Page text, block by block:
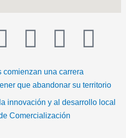
T
w
i
t
Y
o
u
t
I
n
s
t
I
o
n
comienzan una carrera
que abandonar su territorio
innovación y al desarrollo local
Comercialización